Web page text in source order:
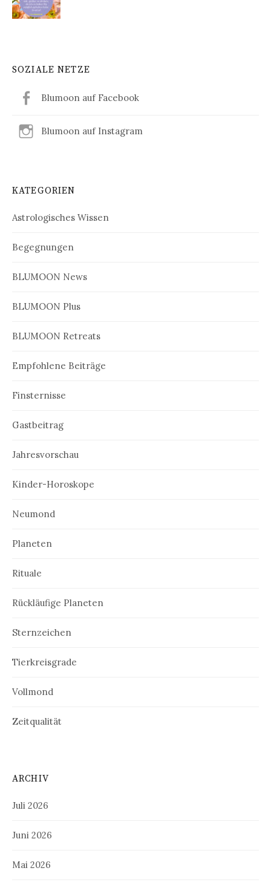
SOZIALE NETZE
Blumoon auf Facebook
Blumoon auf Instagram
KATEGORIEN
Astrologisches Wissen
Begegnungen
BLUMOON News
BLUMOON Plus
BLUMOON Retreats
Empfohlene Beiträge
Finsternisse
Gastbeitrag
Jahresvorschau
Kinder-Horoskope
Neumond
Planeten
Rituale
Rückläufige Planeten
Sternzeichen
Tierkreisgrade
Vollmond
Zeitqualität
ARCHIV
Juli 2026
Juni 2026
Mai 2026